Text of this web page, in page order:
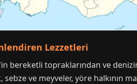
Lezzetleri
bereketli topraklarından ve
sebze ve meyveler, yöre